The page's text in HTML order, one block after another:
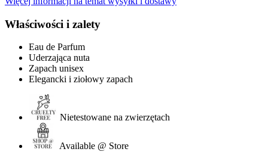
Właściwości i zalety
Eau de Parfum
Uderzająca nuta
Zapach unisex
Elegancki i ziołowy zapach
Nietestowane na zwierzętach
Available @ Store